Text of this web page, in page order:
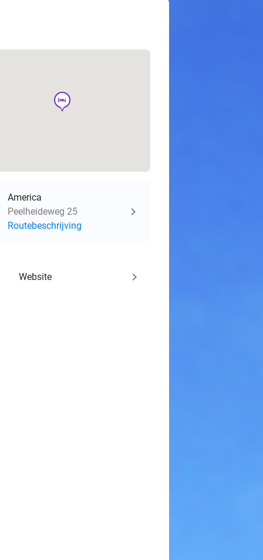
hotel
America
Peelheideweg 25
Routebeschrijving
Website keyboard_arrow_right